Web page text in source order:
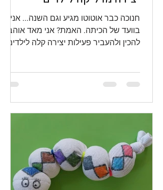
חנוכה כבר אוטוטו מגיע וגם השנה... אני
בוועד של הכיתה. האמת? אני מאד אוהבת
להכין ולהעביר פעילות יצירה קלה לילדים,
איתו בעצמם כמעט בלי עזרה. חיפשתי
ומצאתי! אז מה מכינים? פמוט יפיפה
מלח שצבענו אותו עם גיר צבעוני. זה
באמת טריק מדליק שמאפשר לקבל גוונים
צבעוניים וממש בקלות ובלי יותר מדי
לכלוך.